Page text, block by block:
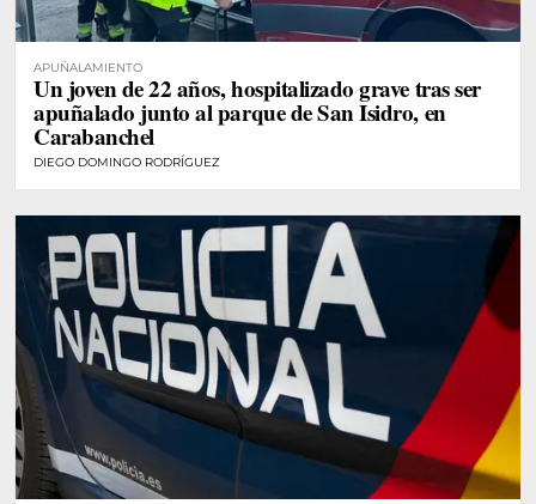
APUÑALAMIENTO
Un joven de 22 años, hospitalizado grave tras ser
apuñalado junto al parque de San Isidro, en
Carabanchel
DIEGO DOMINGO RODRÍGUEZ